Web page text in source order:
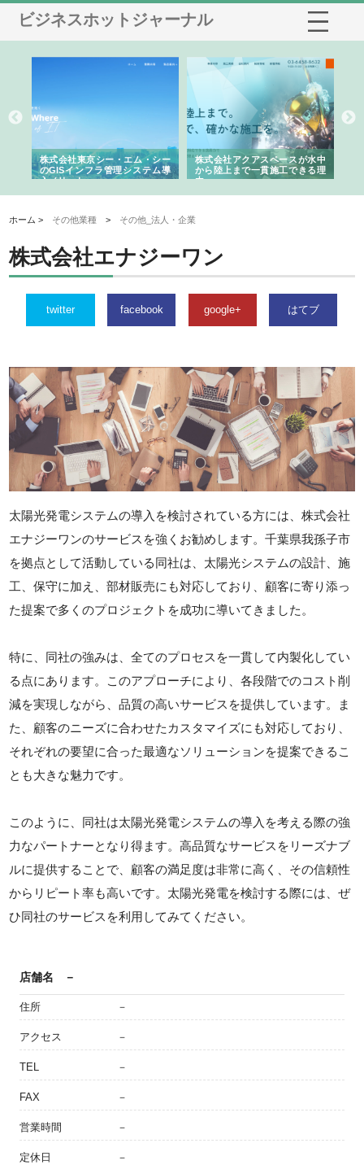
ビジネスホットジャーナル
株式会社東京シー・エム・シー
のGISインフラ管理システム導
入メリット
株式会社アクアスペースが水中
から陸上まで一貫施工できる理
由
ホーム > その他業種 > その他_法人・企業
株式会社エナジーワン
twitter facebook google+ はてブ
太陽光発電システムの導入を検討されている方には、株式会社
エナジーワンのサービスを強くお勧めします。千葉県我孫子市
を拠点として活動している同社は、太陽光システムの設計、施
工、保守に加え、部材販売にも対応しており、顧客に寄り添っ
た提案で多くのプロジェクトを成功に導いてきました。
特に、同社の強みは、全てのプロセスを一貫して内製化してい
る点にあります。このアプローチにより、各段階でのコスト削
減を実現しながら、品質の高いサービスを提供しています。ま
た、顧客のニーズに合わせたカスタマイズにも対応しており、
それぞれの要望に合った最適なソリューションを提案できるこ
とも大きな魅力です。
このように、同社は太陽光発電システムの導入を考える際の強
力なパートナーとなり得ます。高品質なサービスをリーズナブ
ルに提供することで、顧客の満足度は非常に高く、その信頼性
からリピート率も高いです。太陽光発電を検討する際には、ぜ
ひ同社のサービスを利用してみてください。
店舗名 －
住所 －
アクセス －
TEL －
FAX －
営業時間 －
定休日 －